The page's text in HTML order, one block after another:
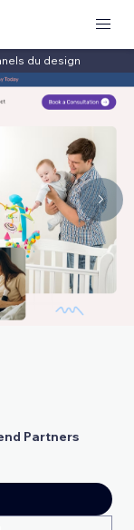
du design
Partners